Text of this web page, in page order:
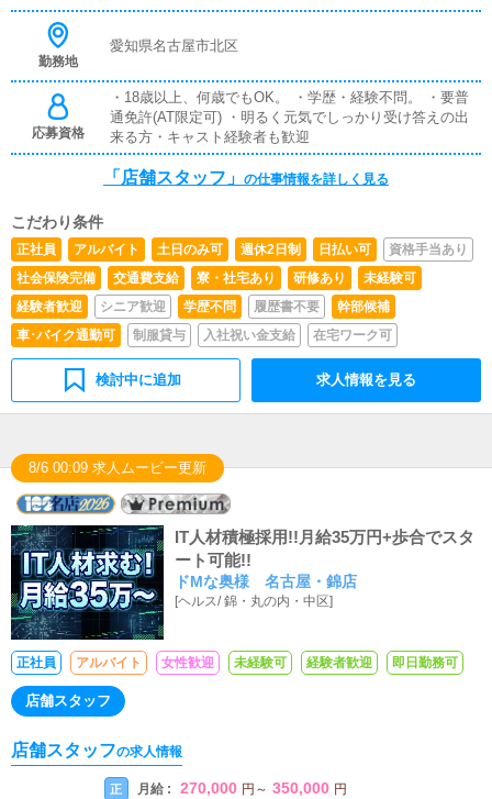
ログの作成となります。初めは簡単なPC入力からしてい
適にお過ごしいただくため、店内の清掃や備品の管理・補
充を行っていただきます。■ドライバー業務ドライバーさ
んが不足した場合、ドライバー業務に出ていただくことも
あります。
勤務地
愛知県名古屋市北区
応募資格
・18歳以上、何歳でもOK。 ・学歴・経験不問。 ・要普
通免許(AT限定可) ・明るく元気でしっかり受け答えの出
来る方・キャスト経験者も歓迎
「店舗スタッフ」 の仕事情報を詳しく見る
こだわり条件
正社員 アルバイト 土日のみ可 週休2日制 日払い可
資格手当あり
社会保険完備
交通費支給 寮・社宅あり 研修あり
未経験可
経験者歓迎
シニア歓迎 学歴不問 履歴書不要
幹部候補
車･バイク通勤可
制服貸与 入社祝い金支給 在宅ワーク可
検討中に追加 求人情報を見る
8/6 00:09 求人ムービー更新
IT人材積極採用!!月給35万円+歩合でスタ
ート可能!!
ドMな奥様 名古屋・錦店
[ヘルス/錦・丸の内・中区]
正社員 アルバイト 女性歓迎 未経験可 経験者歓迎 即日勤務可
店舗スタッフ
店舗スタッフの求人情報
正 月給 : 270,000 円 ～ 350,000 円